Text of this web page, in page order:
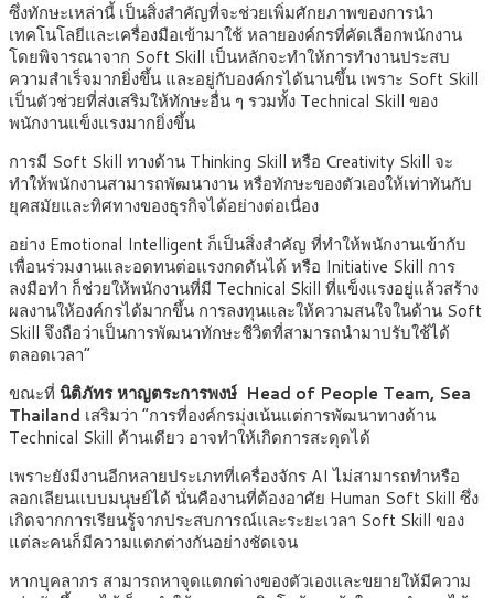
ซึ่งทักษะเหล่านี้ เป็นสิ่งสำคัญที่จะช่วยเพิ่มศักยภาพของการนำ
เทคโนโลยีและเครื่องมือเข้ามาใช้ หลายองค์กรที่คัดเลือกพนักงาน
โดยพิจารณาจาก Soft Skill เป็นหลักจะทำให้การทำงานประสบ
ความสำเร็จมากยิ่งขึ้น และอยู่กับองค์กรได้นานขึ้น เพราะ Soft Skill
เป็นตัวช่วยที่ส่งเสริมให้ทักษะอื่น ๆ รวมทั้ง Technical Skill ของ
พนักงานแข็งแรงมากยิ่งขึ้น
การมี Soft Skill ทางด้าน Thinking Skill หรือ Creativity Skill จะ
ทำให้พนักงานสามารถพัฒนางาน หรือทักษะของตัวเองให้เท่าทันกับ
ยุคสมัยและทิศทางของธุรกิจได้อย่างต่อเนื่อง
อย่าง Emotional Intelligent ก็เป็นสิ่งสำคัญ ที่ทำให้พนักงานเข้ากับ
เพื่อนร่วมงานและอดทนต่อแรงกดดันได้ หรือ Initiative Skill การ
ลงมือทำ ก็ช่วยให้พนักงานที่มี Technical Skill ที่แข็งแรงอยู่แล้วสร้าง
ผลงานให้องค์กรได้มากขึ้น การลงทุนและให้ความสนใจในด้าน Soft
Skill จึงถือว่าเป็นการพัฒนาทักษะชีวิตที่สามารถนำมาปรับใช้ได้
ตลอดเวลา”
ขณะที่ นิติภัทร หาญตระการพงษ์ Head of People Team, Sea
Thailand เสริมว่า “การที่องค์กรมุ่งเน้นแต่การพัฒนาทางด้าน
Technical Skill ด้านเดียว อาจทำให้เกิดการสะดุดได้
เพราะยังมีงานอีกหลายประเภทที่เครื่องจักร AI ไม่สามารถทำหรือ
ลอกเลียนแบบมนุษย์ได้ นั่นคืองานที่ต้องอาศัย Human Soft Skill ซึ่ง
เกิดจากการเรียนรู้จากประสบการณ์และระยะเวลา Soft Skill ของ
แต่ละคนก็มีความแตกต่างกันอย่างชัดเจน
หากบุคลากร สามารถหาจุดแตกต่างของตัวเองและขยายให้มีความ